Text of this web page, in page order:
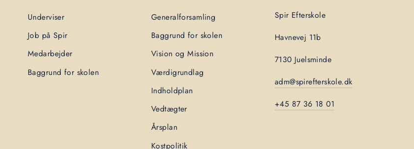
Underviser
Job på Spir
Medarbejder
Baggrund for skolen
Generalforsamling
Baggrund for skolen
Vision og Mission
Værdigrundlag
Indholdplan
Vedtægter
Årsplan
Kostpolitik
Spir Efterskole
Havnevej 11b
7130 Juelsminde
adm@spirefterskole.dk
+45 87 36 18 01